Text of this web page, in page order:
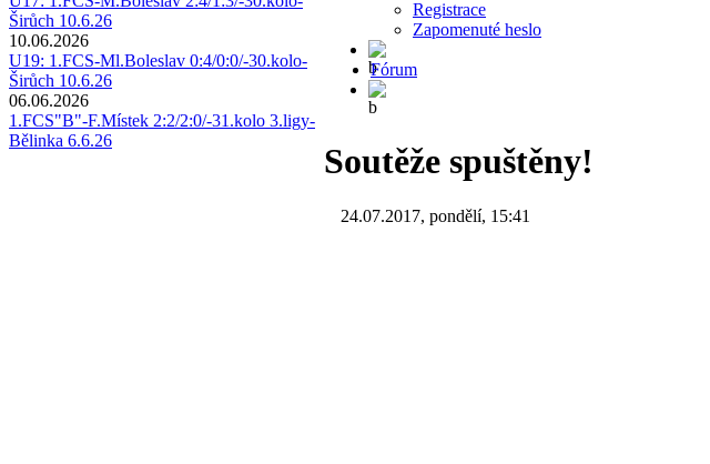
Širůch 10.6.26
10.06.2026
U19: 1.FCS-Ml.Boleslav 0:4/0:0/-30.kolo-
Širůch 10.6.26
06.06.2026
1.FCS"B"-F.Místek 2:2/2:0/-31.kolo 3.ligy-
Bělinka 6.6.26
Registrace
Zapomenuté heslo
Fórum
Soutěže spuštěny!
24.07.2017, pondělí, 15:41